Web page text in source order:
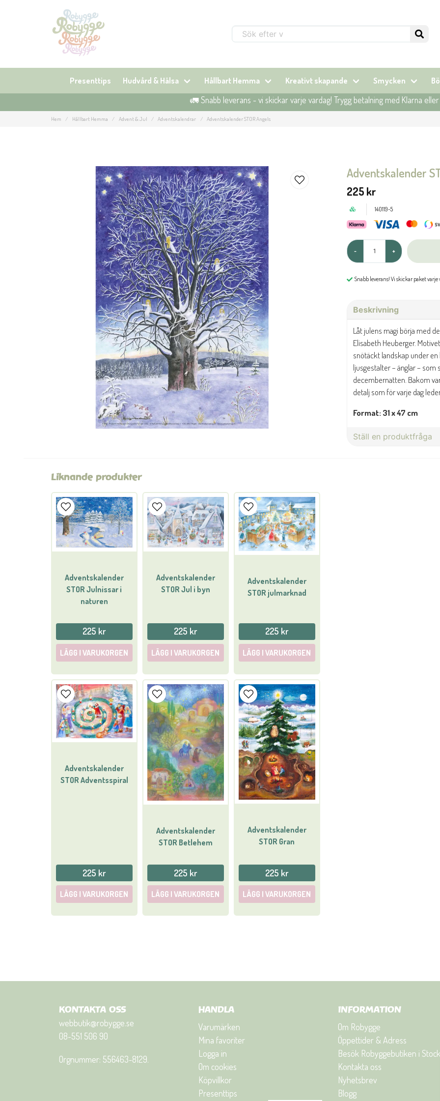
Sök...
Presenttips Hudvård & Hälsa Hållbart Hemma Kreativt skapande Smycken
🚛 Snabb leverans - vi skickar varje vardag! Trygg betalning med Klarna
Hem Hållbart Hemma Advent & Jul Adventskalendrar Adventskalender STOR Angels
Adventskalender
225 kr
140119-5
- +
Snabb leverans! Vi skickar paket varje
Beskrivning
Låt julens magi börja med
Elisabeth Heuberger.
snötäckt landskap under
ljusgestalter – änglar –
decembernatten. Bakom
detalj som för varje dag
Format: 31 x 47 cm
Ställ en produktfråga
Liknande produkter
Adventskalender
STOR Julnissar i
naturen
225 kr
LÄGG I VARUKORGEN
Adventskalender
STOR Jul i byn
225 kr
LÄGG I VARUKORGEN
Adventskalender
STOR julmarknad
225 kr
LÄGG I VARUKORGEN
Adventskalender
STOR Adventsspiral
225 kr
LÄGG I VARUKORGEN
Adventskalender
STOR Betlehem
225 kr
LÄGG I VARUKORGEN
Adventskalender
STOR Gran
225 kr
LÄGG I VARUKORGEN
KONTAKTA OSS
webbutik@robygge.se
08-551 506 90
Orgnummer: 556463-8129.
HANDLA
Varumärken
Mina favoriter
Logga in
Om cookies
Köpvillkor
Presenttips
INFORMATION
Om Robygge
Öppettider & Adress
Besök Robyggebutiken i
Kontakta oss
Nyhetsbrev
Blogg